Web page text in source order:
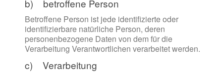
b) betroffene Person
Betroffene Person ist jede identifizierte oder
identifizierbare natürliche Person, deren
personenbezogene Daten von dem für die
Verarbeitung Verantwortlichen verarbeitet werden.
c) Verarbeitung